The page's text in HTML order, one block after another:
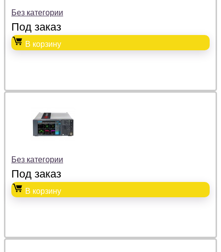
Без категории
Под заказ
В корзину
Без категории
Под заказ
В корзину